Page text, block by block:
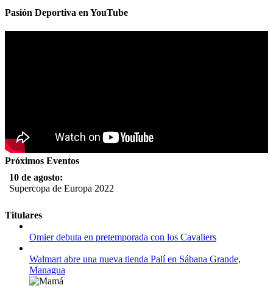
Pasión Deportiva en YouTube
Próximos Eventos
10 de agosto:
Supercopa de Europa 2022
11 al 21 de agosto:
Campeonato Europeo de Natación 2022
12 de agosto:
Empieza La Liga 2022-2023
Titulares
Omier debuta en pretemporada con los Cavaliers
Walmart abre una nueva tienda Palí en Sábana Grande,
Managua